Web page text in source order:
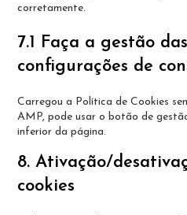
corretamente.
7.1 Faça a gestão
configurações de
Carregou a Política de Cookies
AMP, pode usar o botão de
inferior da página.
8. Ativação/
cookies